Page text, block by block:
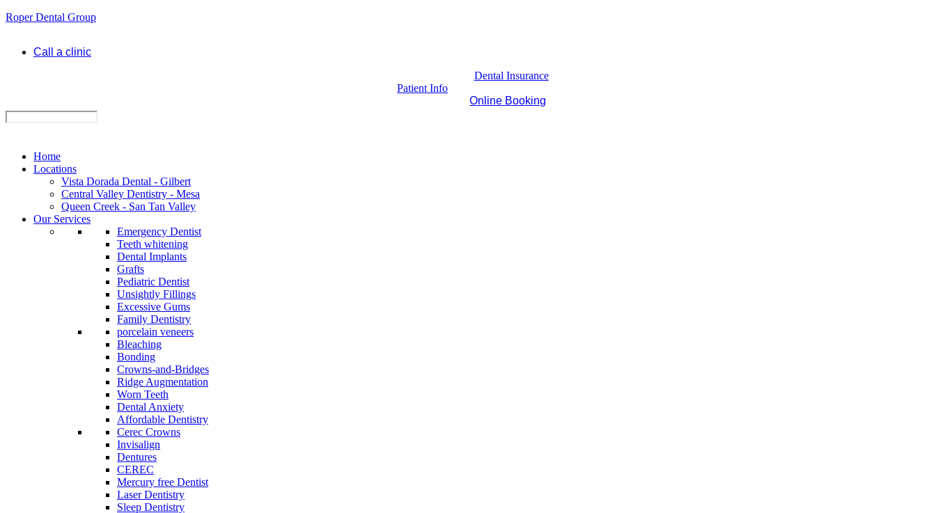
Roper Dental Group
Call a clinic
Dental Insurance
Patient Info
Online Booking
Home
Locations
Vista Dorada Dental - Gilbert
Central Valley Dentistry - Mesa
Queen Creek - San Tan Valley
Our Services
Emergency Dentist
Teeth whitening
Dental Implants
Grafts
Pediatric Dentist
Unsightly Fillings
Excessive Gums
Family Dentistry
porcelain veneers
Bleaching
Bonding
Crowns-and-Bridges
Ridge Augmentation
Worn Teeth
Dental Anxiety
Affordable Dentistry
Cerec Crowns
Invisalign
Dentures
CEREC
Mercury free Dentist
Laser Dentistry
Sleep Dentistry